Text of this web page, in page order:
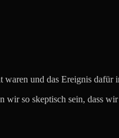
waren und das Ereignis
so skeptisch sein, dass